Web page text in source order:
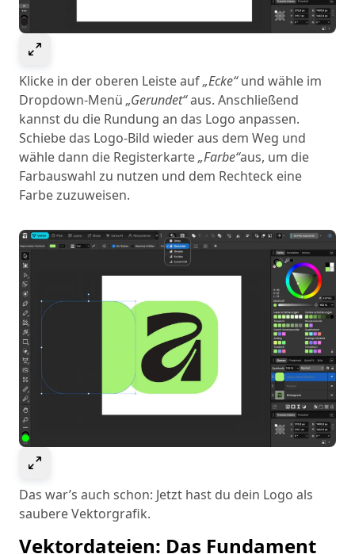
Klicke in der oberen Leiste auf„Ecke“und wähle im
Dropdown-Menü „Gerundet“aus. Anschließend
kannst du die Rundung an das Logo anpassen.
Schiebe das Logo-Bild wieder aus dem Weg und
wähle dann die Registerkarte„Farbe“aus, um die
Farbauswahl zu nutzen und dem Rechteck eine
Farbe zuzuweisen.
Das war’s auch schon: Jetzt hast du dein Logo als
saubere Vektorgrafik.
Vektordateien: Das Fundament